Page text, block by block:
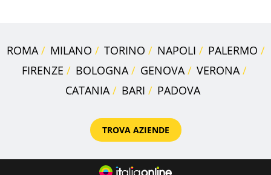
ROMA MILANO TORINO NAPOLI
PALERMO
FIRENZE
BOLOGNA GENOVA
VERONA
CATANIA
BARI PADOVA
TROVA AZIENDE